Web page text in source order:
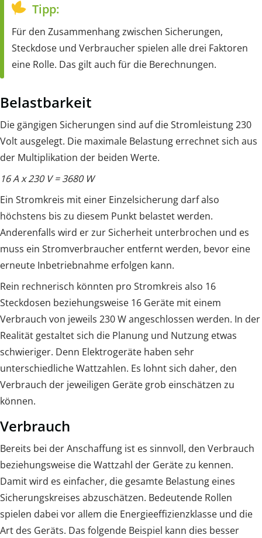
Tipp:
Für den Zusammenhang zwischen Sicherungen,
Steckdose und Verbraucher spielen alle drei Faktoren
eine Rolle. Das gilt auch für die Berechnungen.
Belastbarkeit
Die gängigen Sicherungen sind auf die Stromleistung 230
Volt ausgelegt. Die maximale Belastung errechnet sich aus
der Multiplikation der beiden Werte.
16 A x 230 V = 3680 W
Ein Stromkreis mit einer Einzelsicherung darf also
höchstens bis zu diesem Punkt belastet werden.
Anderenfalls wird er zur Sicherheit unterbrochen und es
muss ein Stromverbraucher entfernt werden, bevor eine
erneute Inbetriebnahme erfolgen kann.
Rein rechnerisch könnten pro Stromkreis also 16
Steckdosen beziehungsweise 16 Geräte mit einem
Verbrauch von jeweils 230 W angeschlossen werden. In der
Realität gestaltet sich die Planung und Nutzung etwas
schwieriger. Denn Elektrogeräte haben sehr
unterschiedliche Wattzahlen. Es lohnt sich daher, den
Verbrauch der jeweiligen Geräte grob einschätzen zu
können.
Verbrauch
Bereits bei der Anschaffung ist es sinnvoll, den Verbrauch
beziehungsweise die Wattzahl der Geräte zu kennen.
Damit wird es einfacher, die gesamte Belastung eines
Sicherungskreises abzuschätzen. Bedeutende Rollen
spielen dabei vor allem die Energieeffizienzklasse und die
Art des Geräts. Das folgende Beispiel kann dies besser